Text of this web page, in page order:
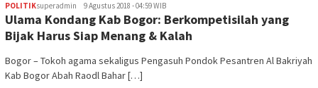
POLITIKsuperadmin 9 Agustus 2018 - 04:59 WIB
Ulama Kondang Kab Bogor: Berkompetisilah yang
Bijak Harus Siap Menang & Kalah
Bogor – Tokoh agama sekaligus Pengasuh Pondok Pesantren Al Bakriyah
Kab Bogor Abah Raodl Bahar […]